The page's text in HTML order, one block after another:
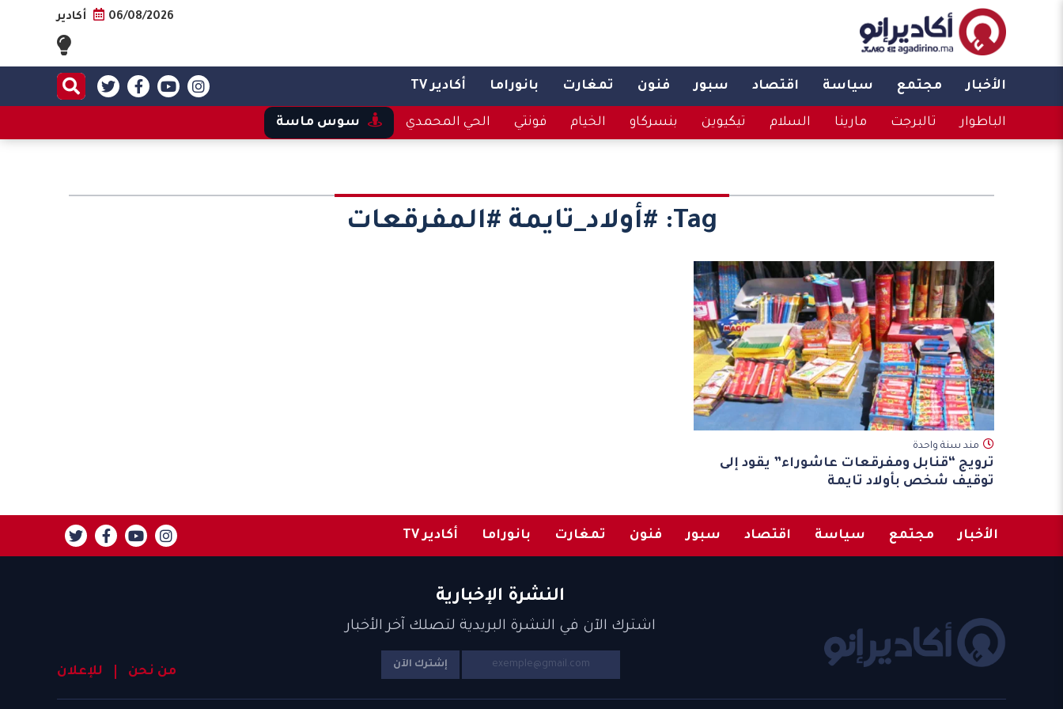
06/08/2026 أكادير
الأخبار مجتمع سياسة اقتصاد سبور فنون تمغارت بانوراما أكادير TV
الباطوار تالبرجت مارينا السلام تيكيوين بنسركاو الخيام فونتي الحي المحمدي سوس ماسة
Tag: #أولاد_تايمة #المفرقعات
مند سنة واحدة
ترويج “قنابل ومفرقعات عاشوراء” يقود إلى
توقيف شخص بأولاد تايمة
الأخبار مجتمع سياسة اقتصاد سبور فنون تمغارت بانوراما أكادير TV
النشرة الإخبارية
اشترك الآن في النشرة البريدية لتصلك آخر الأخبار
إشترك الآن من نحن للإعلان